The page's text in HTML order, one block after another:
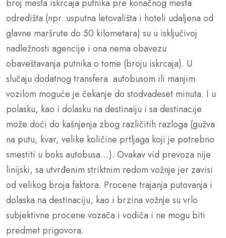
broj mesta iskrcaja putnika pre konačnog mesta
odredišta (npr. usputna letovališta i hoteli udaljena od
glavne maršrute do 50 kilometara) su u isključivoj
nadležnosti agencije i ona nema obavezu
obaveštavanja putnika o tome (broju iskrcaja). U
slučaju dodatnog transfera autobusom ili manjim
vozilom moguće je čekanje do stodvadeset minuta. I u
polasku, kao i dolasku na destinaiju i sa destinacije
može doći do kašnjenja zbog različitih razloga (gužva
na putu, kvar, velike količine prtljaga koji je potrebno
smestiti u boks autobusa…). Ovakav vid prevoza nije
linijski, sa utvrđenim striktnim redom vožnje jer zavisi
od velikog broja faktora. Procene trajanja putovanja i
dolaska na destinaciju, kao i brzina vožnje su vrlo
subjektivne procene vozača i vodiča i ne mogu biti
predmet prigovora.